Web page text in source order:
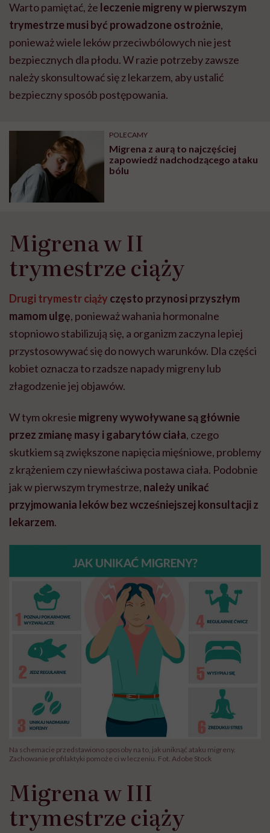
Warto pamiętać, że leczenie migreny w pierwszym
trymestrze musi być prowadzone ostrożnie,
ponieważ wiele leków przeciwbólowych nie jest
bezpiecznych dla płodu. W razie potrzeby zawsze
należy skonsultować się z lekarzem, aby ustalić
bezpieczny sposób postępowania.
POLECAMY
Migrena z aurą to najczęściej
zapowiedź nadchodzącego ataku
bólu
Migrena w II
trymestrze ciąży
Drugi trymestr ciąży często przynosi przyszłym
mamom ulgę, ponieważ wahania hormonalne
stopniowo stabilizują się, a organizm zaczyna lepiej
przystosowywać się do nowych warunków. Dla części
kobiet oznacza to rzadsze napady migreny lub
złagodzenie jej objawów.
W tym okresie migreny wywoływane są głównie
przez zmianę masy i gabarytów ciała, czego
skutkiem są zwiększone napięcia mięśniowe, problemy
z krążeniem czy niewłaściwa postawa ciała. Podobnie
jak w pierwszym trymestrze, należy unikać
przyjmowania leków bez wcześniejszej konsultacji z
lekarzem.
Na schemacie przedstawiono sposoby na to, jak uniknąć ataku migreny.
Zachowanie profilaktyki pomoże ci w leczeniu. Fot. Adobe Stock
Migrena w III
trymestrze ciąży